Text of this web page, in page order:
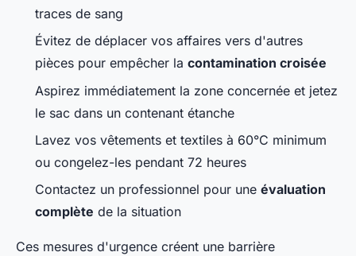
traces de sang
Évitez de déplacer vos affaires vers d'autres
pièces pour empêcher la contamination croisée
Aspirez immédiatement la zone concernée et jetez
le sac dans un contenant étanche
Lavez vos vêtements et textiles à 60°C minimum
ou congelez-les pendant 72 heures
Contactez un professionnel pour une évaluation
complète de la situation
Ces mesures d'urgence créent une barrière